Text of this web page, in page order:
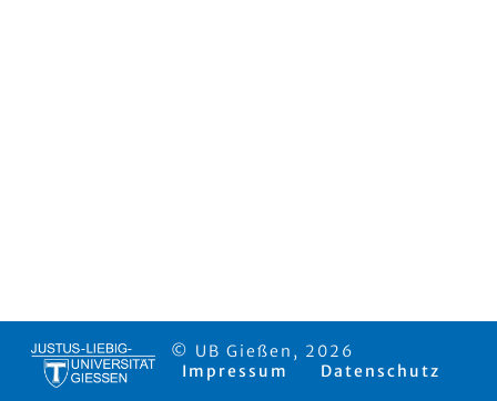
© UB Gießen, 2026
Impressum
Datenschutz